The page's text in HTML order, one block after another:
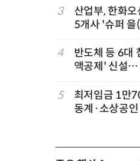
희 교
세계
어봤
3
산업부, 한화
5개사 '슈퍼 을
4
반도체 등 6대
액공제' 신설…
5
최저임금 1만
동계·소상공